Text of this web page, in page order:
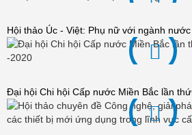
Hội thảo Úc - Việt: Phụ nữ với ngành nước
Đại hội Chi hội Cấp nước Miền Bắc lần thứ